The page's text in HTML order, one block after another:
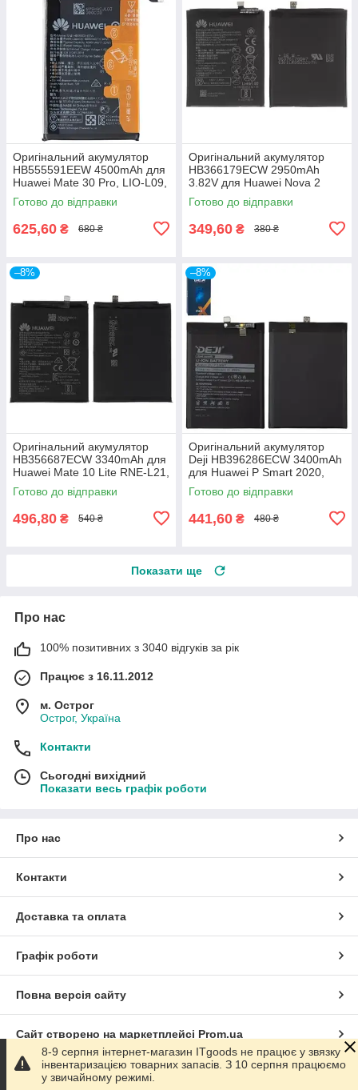
Оригінальний акумулятор
HB555591EEW 4500mAh для
Huawei Mate 30 Pro, LIO-L09,
LIO-L29, LIO-AL00, LIO-TL00
Готово до відправки
625,60 ₴ 680 ₴
Оригінальний акумулятор
HB366179ECW 2950mAh
3.82V для Huawei Nova 2
Dual Sim, PIC-LX9, PIC-AL00,
PIC-TL00
Готово до відправки
349,60 ₴ 380 ₴
–8%
Оригінальний акумулятор
HB356687ECW 3340mAh для
Huawei Mate 10 Lite RNE-L21,
P Smart Plus 2018 INE-LX1,
P30 Lite MAR-LX1A
Готово до відправки
496,80 ₴ 540 ₴
–8%
Оригінальний акумулятор
Deji HB396286ECW 3400mAh
для Huawei P Smart 2020,
P20 EML-L29C, Honor 20i
HRY-TL00T, HRY-LX2
Готово до відправки
441,60 ₴ 480 ₴
Показати ще
Про нас
100% позитивних з 3040 відгуків за рік
Працює з 16.11.2012
м. Острог
Острог, Україна
Контакти
Сьогодні вихідний
Показати весь графік роботи
Про нас
Контакти
Доставка та оплата
Графік роботи
Повна версія сайту
Сайт створено на маркетплейсі Prom.ua
Політика конфіденційності
8-9 серпня інтернет-магазин ITgoods не працює у звязку
інвентаризацією товарних запасів. З 10 серпня працюємо
у звичайному режимі.